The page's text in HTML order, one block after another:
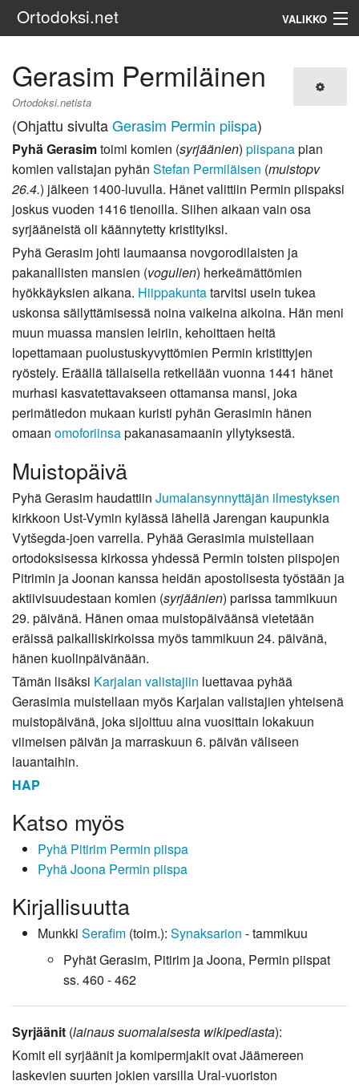
Ortodoksi.net VALIKKO
Gerasim Permiläinen
Ortodoksi.netista
(Ohjattu sivultaGerasim Permin piispa)
Pyhä Gerasimtoimi komien (syrjäänien) piispanapian
komien valistajan pyhän Stefan Permiläisen (muistopv
26.4.) jälkeen 1400-luvulla. Hänet valittiin Permin piispaksi
joskus vuoden 1416 tienoilla. Siihen aikaan vain osa
syrjääneistä oli käännytetty kristityiksi.
Pyhä Gerasim johti laumaansa novgorodilaisten ja
pakanallisten mansien (vogulien) herkeämättömien
hyökkäyksien aikana. Hiippakuntatarvitsi usein tukea
uskonsa säilyttämisessä noina vaikeina aikoina. Hän meni
muun muassa mansien leiriin, kehoittaen heitä
lopettamaan puolustuskyvyttömien Permin kristittyjen
ryöstely. Eräällä tällaisella retkellään vuonna 1441 hänet
murhasi kasvatettavakseen ottamansa mansi, joka
perimätiedon mukaan kuristi pyhän Gerasimin hänen
omaan omoforiinsapakanasamaanin yllytyksestä.
Muistopäivä
Pyhä Gerasim haudattiin Jumalansynnyttäjän ilmestyksen
kirkkoon Ust-Vymin kylässä lähellä Jarengan kaupunkia
Vytšegda-joen varrella. Pyhää Gerasimia muistellaan
ortodoksisessa kirkossa yhdessä Permin toisten piispojen
Pitrimin ja Joonan kanssa heidän apostolisesta työstään ja
aktiivisuudestaan komien (syrjäänien) parissa tammikuun
29. päivänä. Hänen omaa muistopäiväänsä vietetään
eräissä paikalliskirkoissa myös tammikuun 24. päivänä,
hänen kuolinpäivänään.
Tämän lisäksi Karjalan valistajiin luettavaa pyhää
Gerasimia muistellaan myös Karjalan valistajien yhteisenä
muistopäivänä, joka sijoittuu aina vuosittain lokakuun
viimeisen päivän ja marraskuun 6. päivän väliseen
lauantaihin.
HAP
Katso myös
Pyhä Pitirim Permin piispa
Pyhä Joona Permin piispa
Kirjallisuutta
Munkki Serafim (toim.): Synaksarion - tammikuu
Pyhät Gerasim, Pitirim ja Joona, Permin piispat
ss. 460 - 462
Syrjäänit (lainaus suomalaisesta wikipediasta):
Komit eli syrjäänit ja komipermjakit ovat Jäämereen
laskevien suurten jokien varsilla Ural-vuoriston